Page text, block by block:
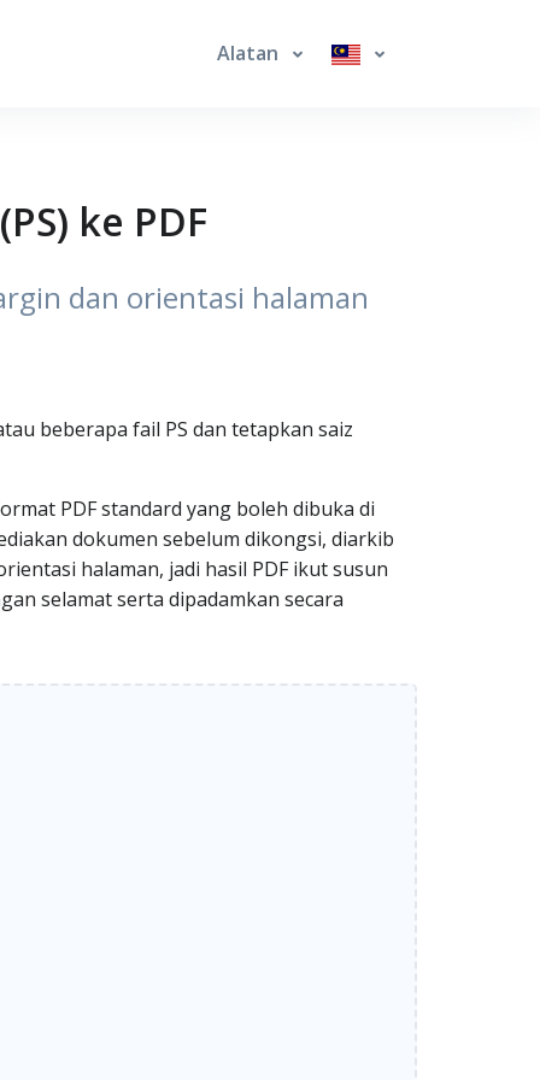
Alatan
ke PDF
dan orientasi halaman
beberapa fail PS dan tetapkan saiz
PDF standard yang boleh dibuka di
dokumen sebelum dikongsi, diarkib
halaman, jadi hasil PDF ikut susun
selamat serta dipadamkan secara